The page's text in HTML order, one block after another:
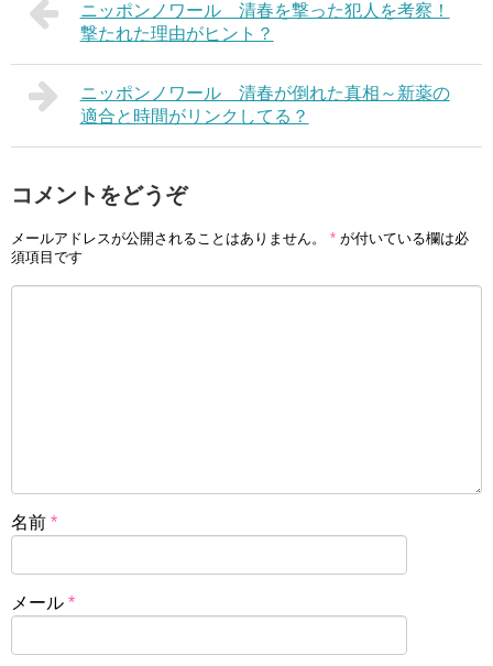
ニッポンノワール 清春を撃った犯人を考察！
撃たれた理由がヒント？
ニッポンノワール 清春が倒れた真相～新薬の
適合と時間がリンクしてる？
コメントをどうぞ
メールアドレスが公開されることはありません。 * が付いている欄は必
須項目です
名前 *
メール *